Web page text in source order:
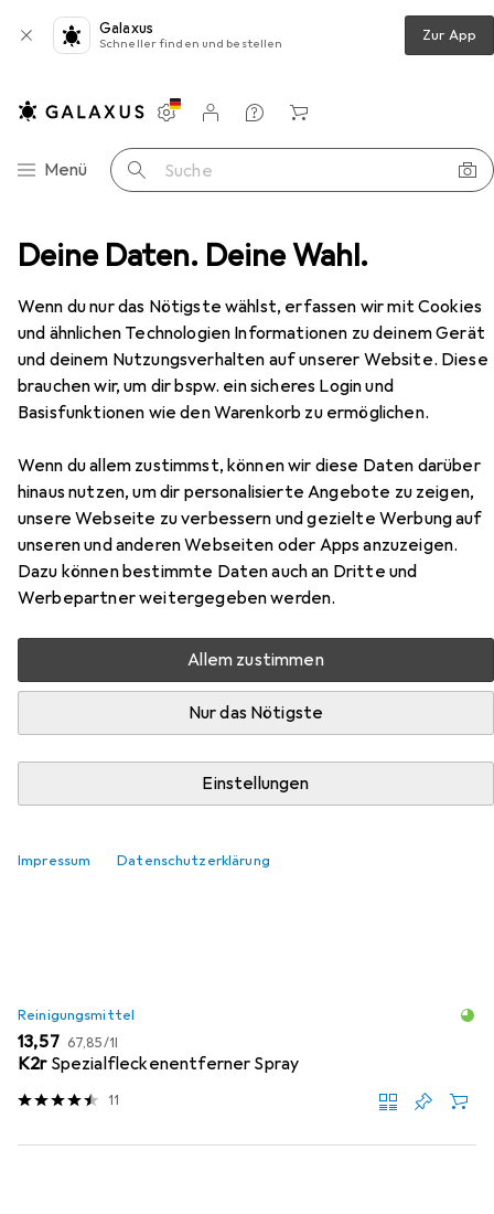
Deine Daten. Deine Wahl.
Wenn du nur das Nötigste wählst, erfassen wir mit Cookies
und ähnlichen Technologien Informationen zu deinem Gerät
und deinem Nutzungsverhalten auf unserer Website. Diese
brauchen wir, um dir bspw. ein sicheres Login und
Basisfunktionen wie den Warenkorb zu ermöglichen.
Wenn du allem zustimmst, können wir diese Daten darüber
hinaus nutzen, um dir personalisierte Angebote zu zeigen,
unsere Webseite zu verbessern und gezielte Werbung auf
unseren und anderen Webseiten oder Apps anzuzeigen.
Dazu können bestimmte Daten auch an Dritte und
Werbepartner weitergegeben werden.
Allem zustimmen
Nur das Nötigste
Einstellungen
Impressum Datenschutzerklärung
Galaxus
Schneller finden und bestellen Zur App
Navigation nach Kategorien
Menü Suche
Einstellungen
Kundenkonto
Vergleichslisten
Merklisten
Warenkorb
Teppich Snapstyle Luxus Soft Velours Teppich Shine
EUR
99,90
Snapstyle Luxus Soft Velours Teppich
Shine
Zubehör für Snapstyle Luxus Soft
Velours Teppich Shine
Hier findest du passendes Zubehör zum Produkt
Snapstyle Luxus Soft Velours Teppich Shine aus den
Kategorien Nassreiniger Zubehör und Reinigungsmittel.
EUR
19,89
894
Reinigungsmittel
EUR
13,57 EUR
67,85/1l
K2r Spezialfleckenentferner Spray
11